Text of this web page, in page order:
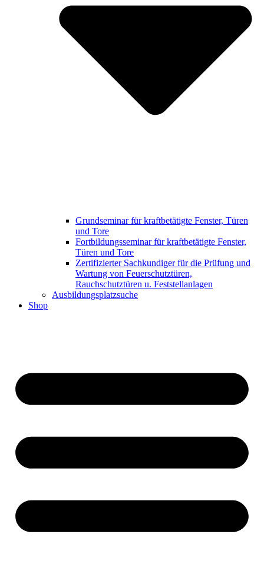
Grundseminar für kraftbetätigte Fenster, Türen
und Tore
Fortbildungsseminar für kraftbetätigte Fenster,
Türen und Tore
Zertifizierter Sachkundiger für die Prüfung und
Wartung von Feuerschutztüren,
Rauchschutztüren u. Feststellanlagen
Ausbildungsplatzsuche
Shop